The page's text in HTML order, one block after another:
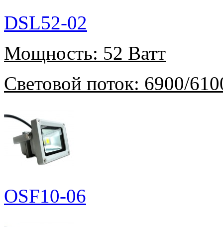
DSL52-02
Мощность: 52 Ватт
Световой поток: 6900/
OSF10-06